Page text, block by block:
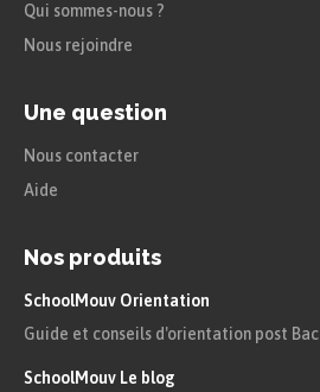
Qui sommes-nous ?
Nous rejoindre
Une question
Nous contacter
Aide
Nos produits
SchoolMouv Orientation
Guide et conseils d'orientation post Bac
SchoolMouv Le blog